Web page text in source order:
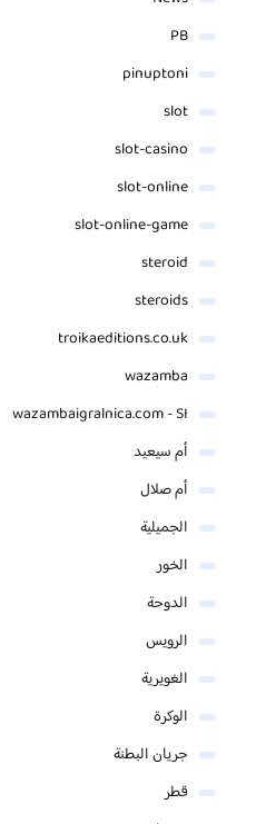
PB
pinuptoni
slot
slot-casino
slot-online
slot-online-game
steroid
steroids
troikaeditions.co.uk
wazamba
wazambaigralnica.com - SI
أم سيعيد
أم صلال
الجميلية
الخور
الدوحة
الرويس
الغويرية
الوكرة
جريان البطنة
قطر